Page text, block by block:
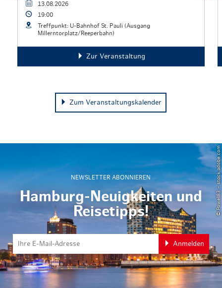
13.08.2026
19:00
Treffpunkt: U-Bahnhof St. Pauli (Ausgang
Millerntorplatz/Reeperbahn)
Zur Veranstaltung
Zum Veranstaltungskalender
NEWSLETTER ABONNIEREN
Hamburg-Neuigkeiten und
Reisetipps!
Anmelden
© Powell83 – stock.adobe.com